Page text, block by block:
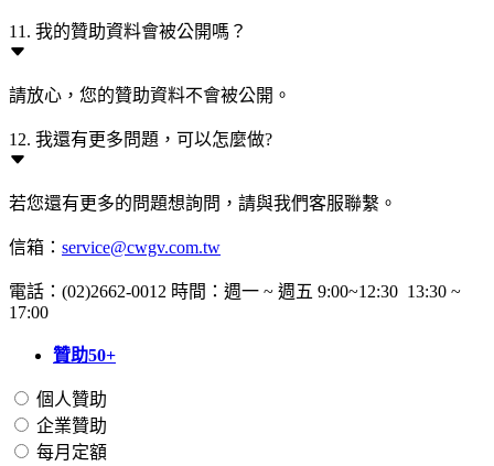
11. 我的贊助資料會被公開嗎？
請放心，您的贊助資料不會被公開。
12. 我還有更多問題，可以怎麼做?
若您還有更多的問題想詢問，請與我們客服聯繫。
信箱： service@cwgv.com.tw
電話：(02)2662-0012 時間：週一 ~ 週五 9:00~12:30 13:30 ~
17:00
贊助50+
個人贊助
企業贊助
每月定額